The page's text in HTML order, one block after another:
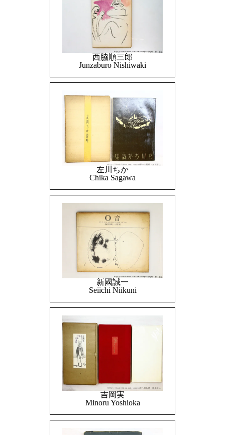
西脇順三郎
Junzaburo Nishiwaki
左川ちか
Chika Sagawa
新國誠一
Seiichi Niikuni
吉岡実
Minoru Yoshioka